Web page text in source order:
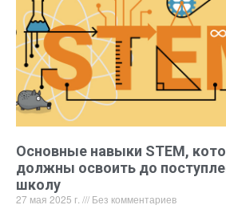
Основные навыки STEM,
должны освоить до
школу
27 мая 2025 г. Без комментариев